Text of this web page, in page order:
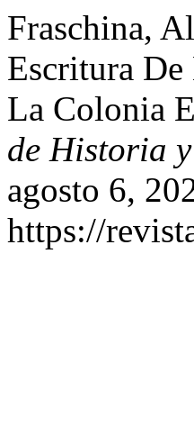
Fraschina,
Escritura De
La Colonia
de Historia
agosto 6,
https://